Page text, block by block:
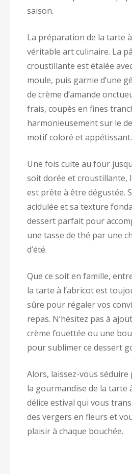
saison.
La préparation de la tarte
véritable art culinaire. La
croustillante est étalée
moule, puis garnie d’une
de crème d’amande
frais, coupés en fines
harmonieusement sur le
motif coloré et appétissant.
Une fois cuite au four
soit dorée et croustillante,
est prête à être dégustée.
acidulée et sa texture
dessert parfait pour
une tasse de thé par une
d’été.
Que ce soit en famille,
la tarte à l’abricot est
sûre pour régaler vos
repas. N’hésitez pas à
crème fouettée ou une
pour sublimer ce dessert
Alors, laissez-vous
la gourmandise de la tarte
délice estival qui vous
des vergers en fleurs et
plaisir à chaque bouchée.